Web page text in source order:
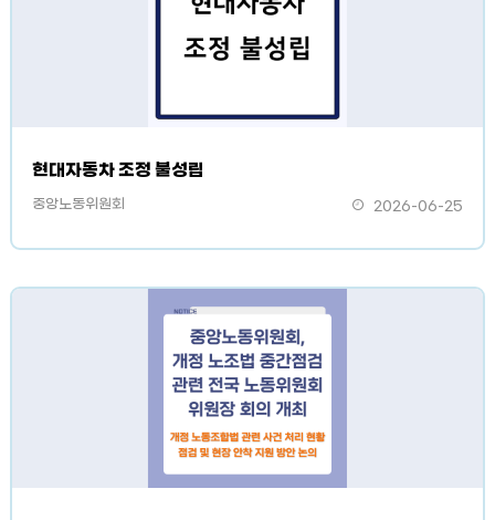
현대자동차 조정 불성립
중앙노동위원회 2026-06-25